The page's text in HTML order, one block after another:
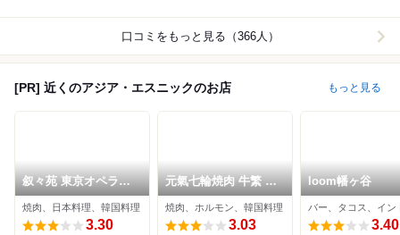
口コミをもっと見る（366人）
[PR] 近くのアジア・エスニックのお店 もっと見る
叙々苑 東京オペラシ
ティ５３店
焼肉、日本料理、韓国料理
3.30
元氣七輪焼肉 牛繁 初
台店
焼肉、ホルモン、韓国料理
3.03
loom幡ヶ谷
バー、タコス、イン
3.40